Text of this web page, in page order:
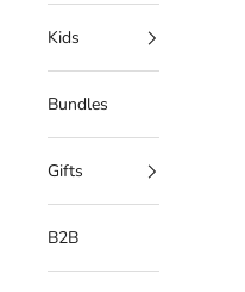
Kids
Bundles
Gifts
B2B